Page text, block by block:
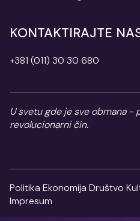
KONTAKTIRAJTE
+381 (011) 30 30 680
U svetu gde je sve obmana -
revolucionarni čin.
Politika Ekonomija Društvo
Impresum